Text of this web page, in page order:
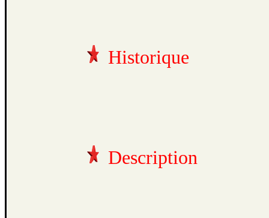
Historique
Description